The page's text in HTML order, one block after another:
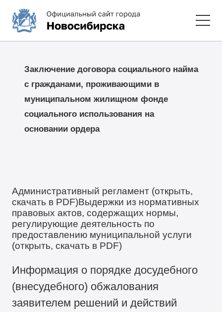
Заключение договора социального найма
с гражданами, проживающими в
муниципальном жилищном фонде
социального использования на
основании ордера
Административный регламент (открыть,
скачать в PDF)Выдержки из нормативных
правовых актов, содержащих нормы,
регулирующие деятельность по
предоставлению муниципальной услуги
(открыть, скачать в PDF)
Информация о порядке досудебного
(внесудебного) обжалования
заявителем решений и действий